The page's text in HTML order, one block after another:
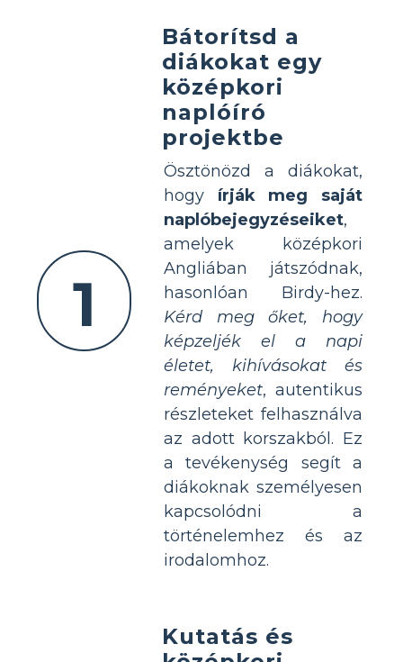
1
Bátorítsd a
diákokat egy
középkori
naplóíró
projektbe
Ösztönözd a diákokat,
hogy írják meg saját
naplóbejegyzéseiket,
amelyek középkori
Angliában játszódnak,
hasonlóan Birdy-hez.
Kérd meg őket, hogy
képzeljék el a napi
életet, kihívásokat és
reményeket, autentikus
részleteket felhasználva
az adott korszakból. Ez
a tevékenység segít a
diákoknak személyesen
kapcsolódni a
történelemhez és az
irodalomhoz.
Kutatás és